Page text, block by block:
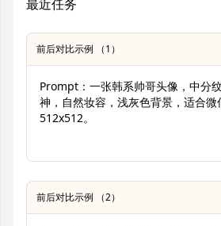
最近任务
前后对比示例 （1）
Prompt：一张韩系帅哥头像，中分
神，自然妆容，浅灰色背景，适合
512x512。
前后对比示例 （2）